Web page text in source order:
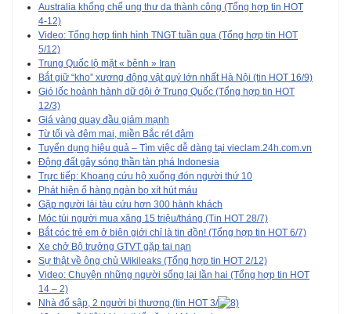
Australia khống chế ung thư da thành công (Tổng hợp tin HOT
4-12)
Video: Tổng hợp tình hình TNGT tuần qua (Tổng hợp tin HOT
5/12)
Trung Quốc lộ mặt « bênh » Iran
Bắt giữ “kho” xương động vật quý lớn nhất Hà Nội (tin HOT 16/9)
Gió lốc hoành hành dữ dội ở Trung Quốc (Tổng hợp tin HOT
12/3)
Giá vàng quay đầu giảm mạnh
Từ tối và đêm mai, miền Bắc rét đậm
Tuyển dụng hiệu quả – Tìm việc dễ dàng tại vieclam.24h.com.vn
Động đất gây sóng thần tàn phá Indonesia
Trực tiếp: Khoang cứu hộ xuống đón người thứ 10
Phát hiện ổ hàng ngàn bọ xít hút máu
Gặp người lái tàu cứu hơn 300 hành khách
Móc túi người mua xăng 15 triệu/tháng (Tin HOT 28/7)
Bắt cóc trẻ em ở biên giới chỉ là tin đồn! (Tổng hợp tin HOT 6/7)
Xe chở Bộ trưởng GTVT gặp tai nạn
Sự thật về ông chủ Wikileaks (Tổng hợp tin HOT 2/12)
Video: Chuyện những người sống lại lần hai (Tổng hợp tin HOT
14 – 2)
Nhà đổ sập, 2 người bị thương (tin HOT 3/